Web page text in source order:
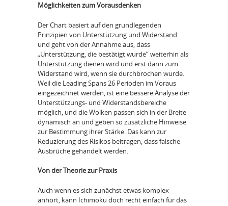
Möglichkeiten zum Vorausdenken
Der Chart basiert auf den grundlegenden
Prinzipien von Unterstützung und Widerstand
und geht von der Annahme aus, dass
„Unterstützung, die bestätigt wurde“ weiterhin als
Unterstützung dienen wird und erst dann zum
Widerstand wird, wenn sie durchbrochen wurde.
Weil die Leading Spans 26 Perioden im Voraus
eingezeichnet werden, ist eine bessere Analyse der
Unterstützungs- und Widerstandsbereiche
möglich, und die Wolken passen sich in der Breite
dynamisch an und geben so zusätzliche Hinweise
zur Bestimmung ihrer Stärke. Das kann zur
Reduzierung des Risikos beitragen, dass falsche
Ausbrüche gehandelt werden.
Von der Theorie zur Praxis
Auch wenn es sich zunächst etwas komplex
anhört, kann Ichimoku doch recht einfach für das